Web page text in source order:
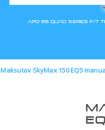
Maksutov SkyMax 150 EQ5